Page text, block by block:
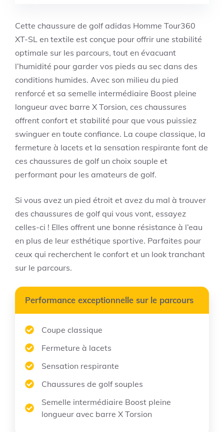
Cette chaussure de golf adidas Homme Tour360
XT-SL en textile est conçue pour offrir une stabilité
optimale sur les parcours, tout en évacuant
l’humidité pour garder vos pieds au sec dans des
conditions humides. Avec son milieu du pied
renforcé et sa semelle intermédiaire Boost pleine
longueur avec barre X Torsion, ces chaussures
offrent confort et stabilité pour que vous puissiez
swinguer en toute confiance. La coupe classique, la
fermeture à lacets et la sensation respirante font de
ces chaussures de golf un choix souple et
performant pour les amateurs de golf.
Si vous avez un pied étroit et avez du mal à trouver
des chaussures de golf qui vous vont, essayez
celles-ci ! Elles offrent une bonne résistance à l’eau
en plus de leur esthétique sportive. Parfaites pour
ceux qui recherchent le confort et un look tranchant
sur le parcours.
Performance exceptionnelle sur le parcours
Coupe classique
Fermeture à lacets
Sensation respirante
Chaussures de golf souples
Semelle intermédiaire Boost pleine
longueur avec barre X Torsion